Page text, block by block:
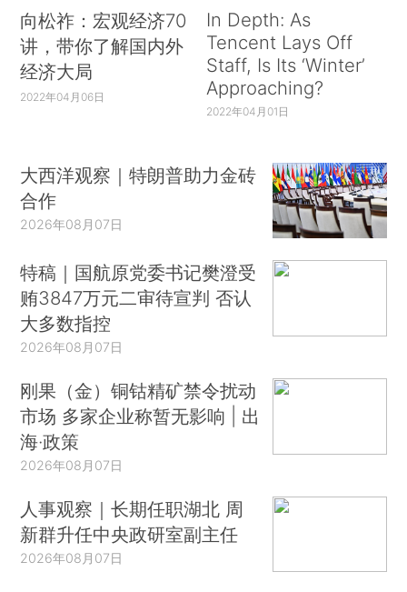
向松祚：宏观经济70
讲，带你了解国内外
经济大局
2022年04月06日
In Depth: As
Tencent Lays Off
Staff, Is Its ‘Winter’
Approaching?
2022年04月01日
大西洋观察｜特朗普助力金砖
合作
2026年08月07日
特稿｜国航原党委书记樊澄受
贿3847万元二审待宣判 否认
大多数指控
2026年08月07日
刚果（金）铜钴精矿禁令扰动
市场 多家企业称暂无影响 | 出
海·政策
2026年08月07日
人事观察｜长期任职湖北 周
新群升任中央政研室副主任
2026年08月07日